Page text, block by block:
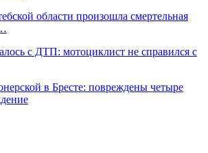
области произошла смертельная
с ДТП: мотоциклист не справился с
в Бресте: повреждены четыре